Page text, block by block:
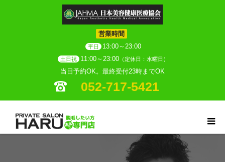
営業時間
平日 13:00～23:00
土日祝 11:00～23:00 （定休日：水曜日）
当日予約OK。最終受付23時までOK
052-717-5421